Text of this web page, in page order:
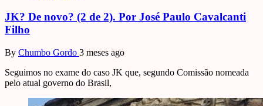
JK? De novo? (2 de 2). Por José Paulo Cavalcanti
Filho
By Chumbo Gordo 3 meses ago
Seguimos no exame do caso JK que, segundo Comissão nomeada
pelo atual governo do Brasil,